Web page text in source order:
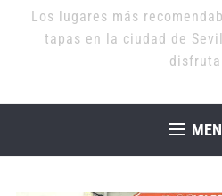
Los lugares más
tapas en la ciudad de